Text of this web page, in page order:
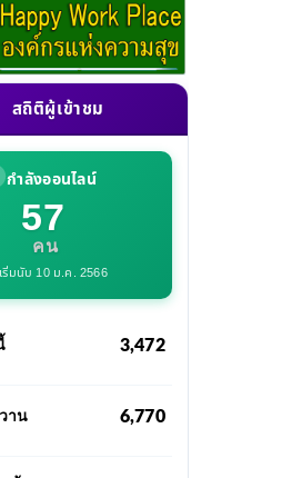
สถิติผู้เข้าชม
กำลังออนไลน์
57
คน
เริ่มนับ 10 ม.ค. 2566
3,472
าน 6,770